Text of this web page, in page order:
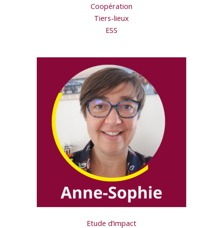
Coopération
Tiers-lieux
ESS
Etude d’impact